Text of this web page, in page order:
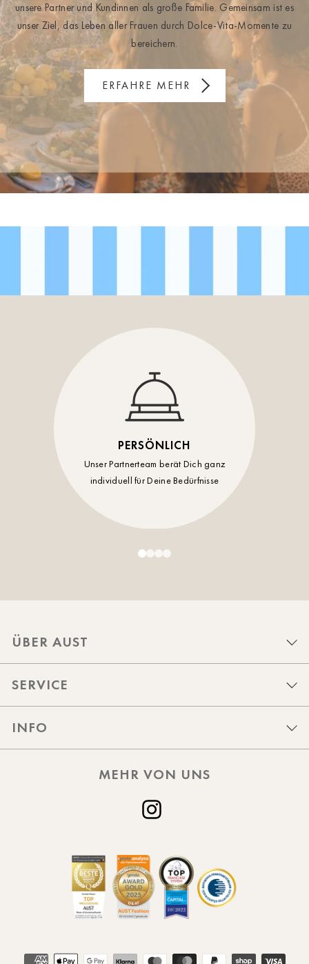
unsere Partner und Kundinnen als große Familie. Gemeinsam ist es
unser Ziel, das Leben aller Frauen durch Dolce-Vita-Momente zu
bereichern.
ERFAHRE MEHR
PERSÖNLICH
Unser Partnerteam berät Dich ganz
individuell für Deine Bedürfnisse
ÜBER AUST
SERVICE
INFO
MEHR VON UNS